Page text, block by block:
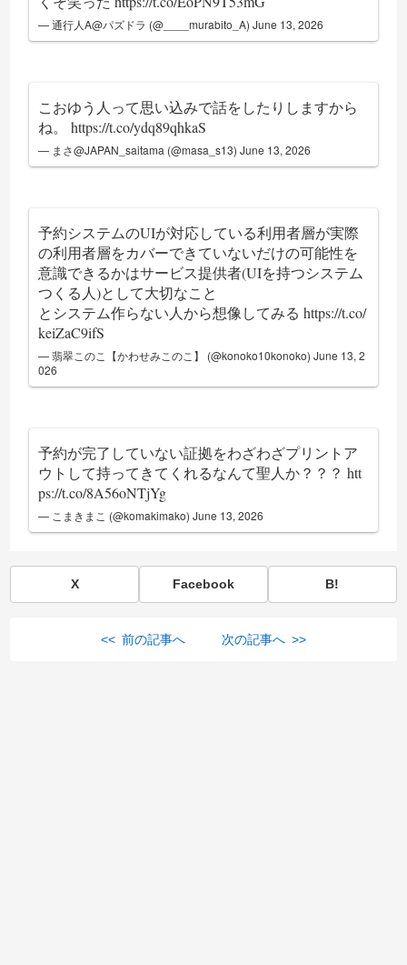
— 通行人A@パズドラ (@____murabito_A)June 13, 2026
こおゆう人って思い込みで話をしたりしますから
ね。https://t.co/ydq89qhkaS
— まさ@JAPAN_saitama (@masa_s13)June 13, 2026
予約システムのUIが対応している利用者層が実際
の利用者層をカバーできていないだけの可能性を
意識できるかはサービス提供者(UIを持つシステム
つくる人)として大切なこと
とシステム作らない人から想像してみるhttps://t.co/
keiZaC9ifS
— 翡翠このこ【かわせみこのこ】 (@konoko10konoko)June 13, 2
026
予約が完了していない証拠をわざわざプリントア
ウトして持ってきてくれるなんて聖人か？？？htt
ps://t.co/8A56oNTjYg
— こまきまこ (@komakimako)June 13, 2026
X Facebook B!
<< 前の記事へ 次の記事へ >>